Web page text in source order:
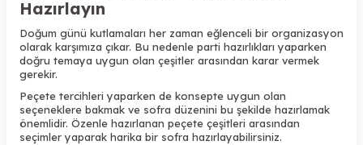
Hazırlayın
Doğum günü kutlamaları her zaman eğlenceli bir organizasyon
olarak karşımıza çıkar. Bu nedenle parti hazırlıkları yaparken
doğru temaya uygun olan çeşitler arasından karar vermek
gerekir.
Peçete tercihleri yaparken de konsepte uygun olan
seçeneklere bakmak ve sofra düzenini bu şekilde hazırlamak
önemlidir. Özenle hazırlanan peçete çeşitleri arasından
seçimler yaparak harika bir sofra hazırlayabilirsiniz.